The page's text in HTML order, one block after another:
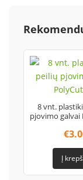
8 vnt.
pjovimo galvai
€
Į